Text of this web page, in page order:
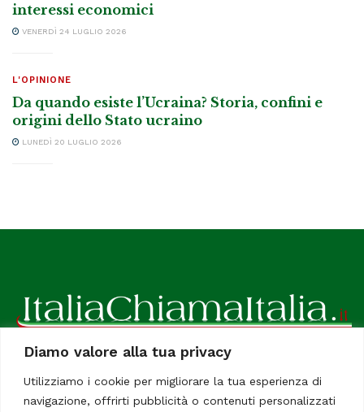
Diamo valore alla tua privacy
Utilizziamo i cookie per migliorare la tua esperienza di
navigazione, offrirti pubblicità o contenuti personalizzati
interessi economici
VENERDÌ 24 LUGLIO 2026
L'OPINIONE
Da quando esiste l’Ucraina? Storia, confini e
origini dello Stato ucraino
LUNEDÌ 20 LUGLIO 2026
ItaliaChiamaItalia, il TUO quotidiano online preferito.
Dedicato in particolare a tutti gli italiani residenti all'estero.